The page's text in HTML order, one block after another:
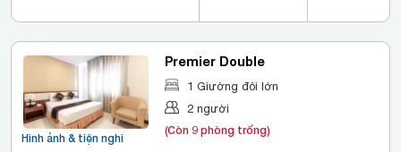
Hình ảnh & tiện nghi
Premier Double
1 Giường đôi lớn
2 người
(Còn 9 phòng trống)